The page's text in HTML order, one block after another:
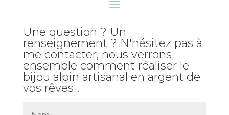
Une question ? Un
renseignement ? N'hésitez pas à
me contacter, nous verrons
ensemble comment réaliser le
bijou alpin artisanal en argent de
vos rêves !